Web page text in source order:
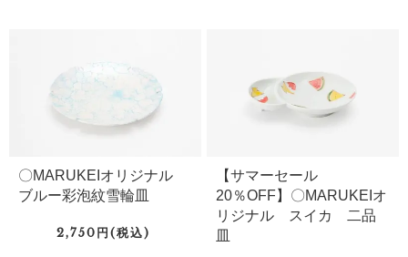
〇MARUKEIオリジナル
ブルー彩泡紋雪輪皿
2,750円(税込)
【サマーセール
20％OFF】〇MARUKEIオ
リジナル スイカ 二品
皿